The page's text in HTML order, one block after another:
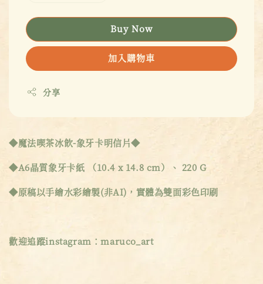
Buy Now
加入購物車
分享
◆魔法喫茶冰飲-象牙卡明信片◆
◆A6晶質象牙卡紙 （10.4 x 14.8 cm）、 220 G
◆原稿以手繪水彩繪製(非AI)，實體為雙面彩色印刷
歡迎追蹤instagram：maruco_art